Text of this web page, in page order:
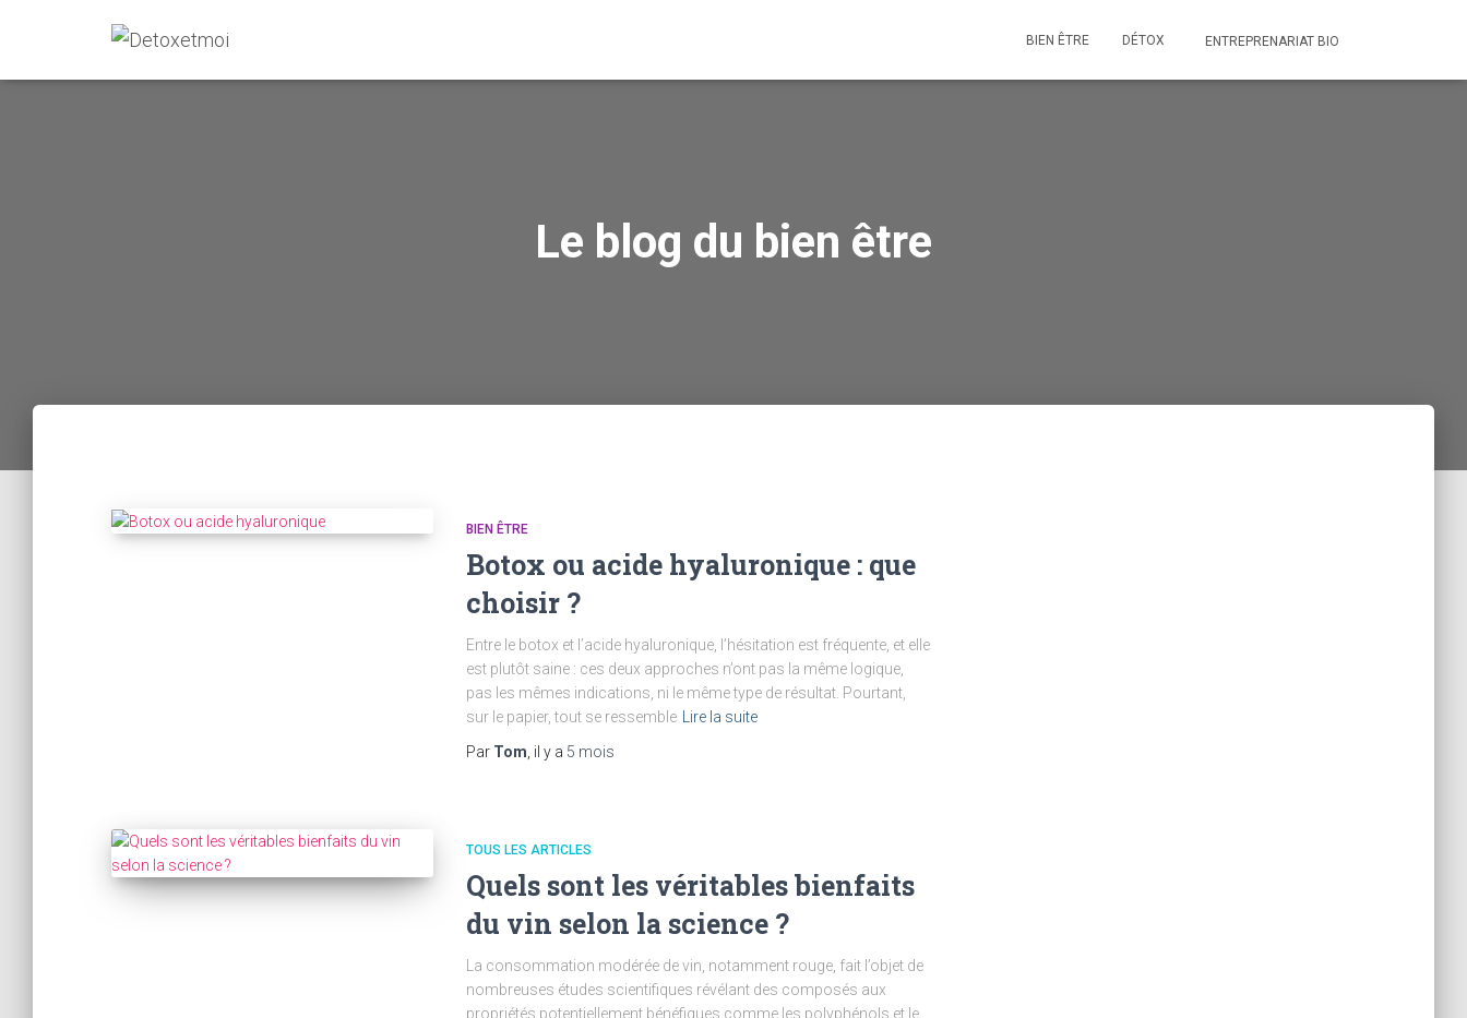
BIEN ÊTRE DÉTOX ENTREPRENARIAT BIO
Le blog du bien être
BIEN ÊTRE
Botox ou acide hyaluronique : que
choisir ?
Entre le botox et l’acide hyaluronique, l’hésitation est fréquente, et elle
est plutôt saine : ces deux approches n’ont pas la même logique,
pas les mêmes indications, ni le même type de résultat. Pourtant,
sur le papier, tout se ressemble
Lire la suite
Par Tom , il y a 5 mois
TOUS LES ARTICLES
Quels sont les véritables bienfaits
du vin selon la science ?
La consommation modérée de vin, notamment rouge, fait l’objet de
nombreuses études scientifiques révélant des composés aux
propriétés potentiellement bénéfiques comme les polyphénols et le